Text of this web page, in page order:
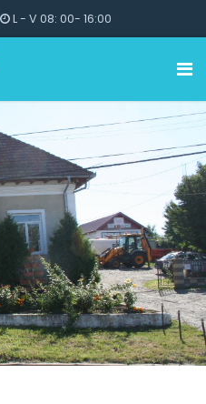
L - V 08: 00- 16:00